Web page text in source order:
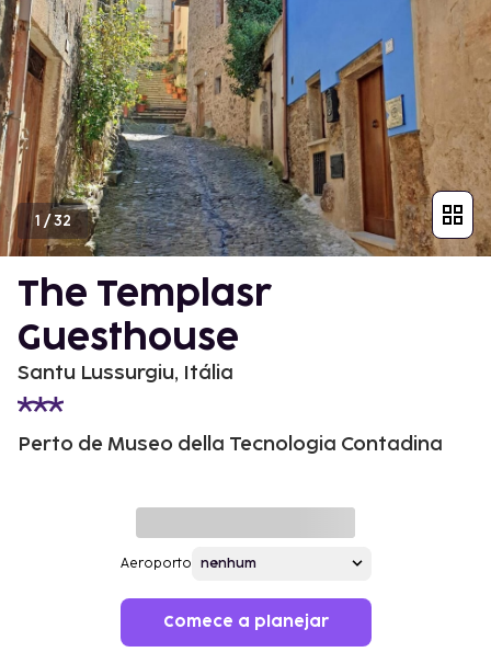
1 /32
The Templasr
Guesthouse
Santu Lussurgiu, Itália
Perto de Museo della Tecnologia Contadina
Aeroporto
Comece a planejar